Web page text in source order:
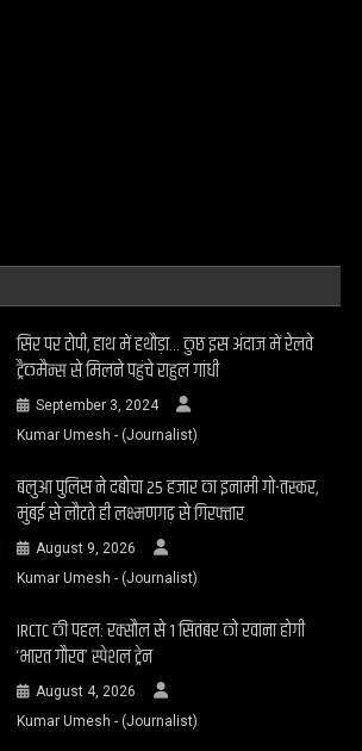
सिर पर टोपी, हाथ में हथौड़ा… कुछ इस अंदाज में रेलवे
ट्रैकमैन्स से मिलने पहुंचे राहुल गांधी
September 3, 2024
Kumar Umesh - (Journalist)
बलुआ पुलिस ने दबोचा 25 हजार का इनामी गो-तस्कर,
मुंबई से लौटते ही लक्ष्मणगढ़ से गिरफ्तार
August 9, 2026
Kumar Umesh - (Journalist)
IRCTC की पहल: रक्सौल से 1 सितंबर को रवाना होगी
‘भारत गौरव’ स्पेशल ट्रेन
August 4, 2026
Kumar Umesh - (Journalist)